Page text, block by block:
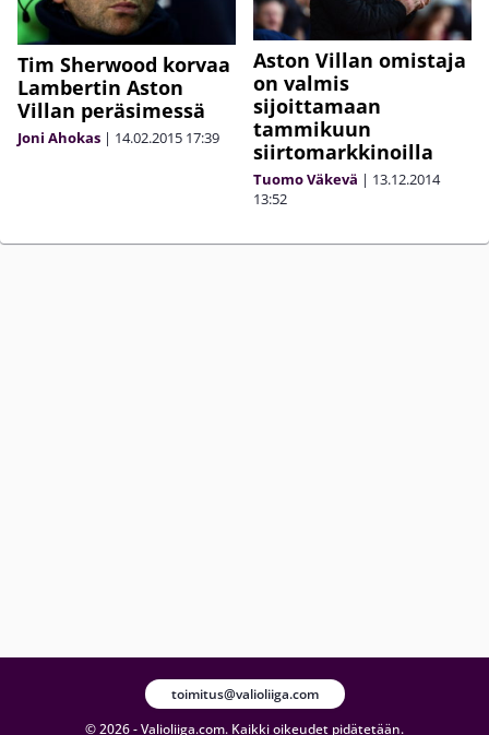
Tim Sherwood korvaa
Lambertin Aston
Villan peräsimessä
Joni Ahokas | 14.02.2015 17:39
Aston Villan omistaja
on valmis
sijoittamaan
tammikuun
siirtomarkkinoilla
Tuomo Väkevä | 13.12.2014
13:52
© 2026 - Valioliiga.com. Kaikki oikeudet pidätetään.
toimitus@valioliiga.com